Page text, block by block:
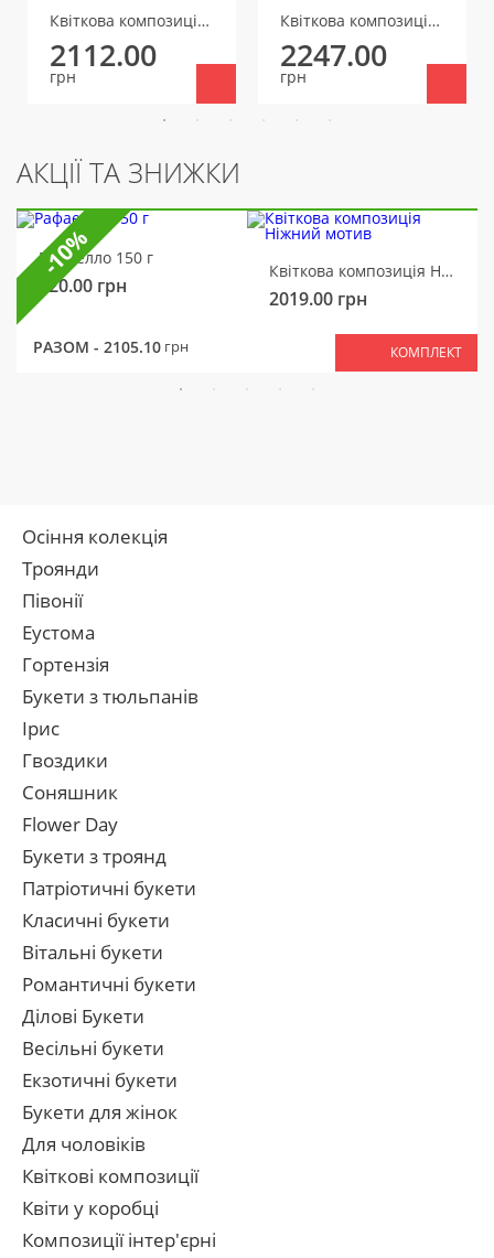
Квіткова композиція Презент для тебе
2112.00
грн
Квіткова композиція Пудровий сон
2247.00
грн
АКЦІЇ ТА ЗНИЖКИ
Рафаелло 150 г
320.00 грн
Квіткова композиція Ніжний мотив
2019.00 грн
РАЗОМ - 2105.10 грн КОМПЛЕКТ
-10%
Осіння колекція
Троянди
Півонії
Еустома
Гортензія
Букети з тюльпанів
Ірис
Гвоздики
Соняшник
Flower Day
Букети з троянд
Патріотичні букети
Класичні букети
Вітальні букети
Романтичні букети
Ділові Букети
Весільні букети
Екзотичні букети
Букети для жінок
Для чоловіків
Квіткові композиції
Квіти у коробці
Композиції інтер'єрні